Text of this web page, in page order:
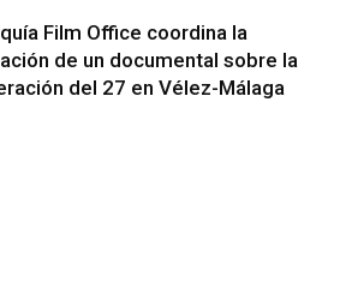
Film Office coordina la
de un documental sobre la
del 27 en Vélez-Málaga